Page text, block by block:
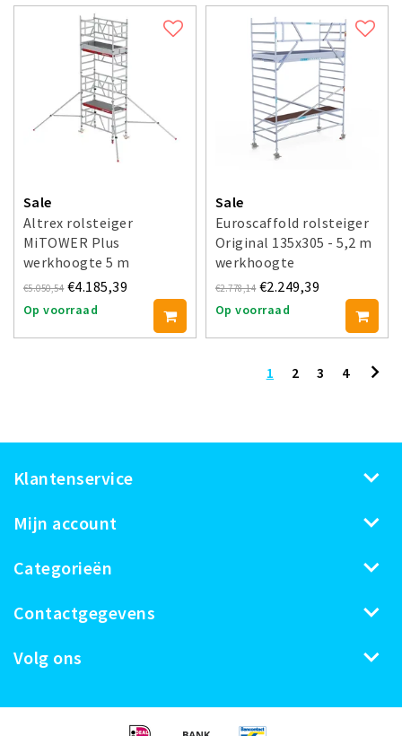
Sale
Altrex rolsteiger
MiTOWER Plus
werkhoogte 5 m
€5.050,54 €4.185,39
Op voorraad
Sale
Euroscaffold rolsteiger
Original 135x305 - 5,2 m
werkhoogte
€2.778,14 €2.249,39
Op voorraad
1 2 3 4
Klantenservice
Mijn account
Categorieën
Contactgegevens
Volg ons